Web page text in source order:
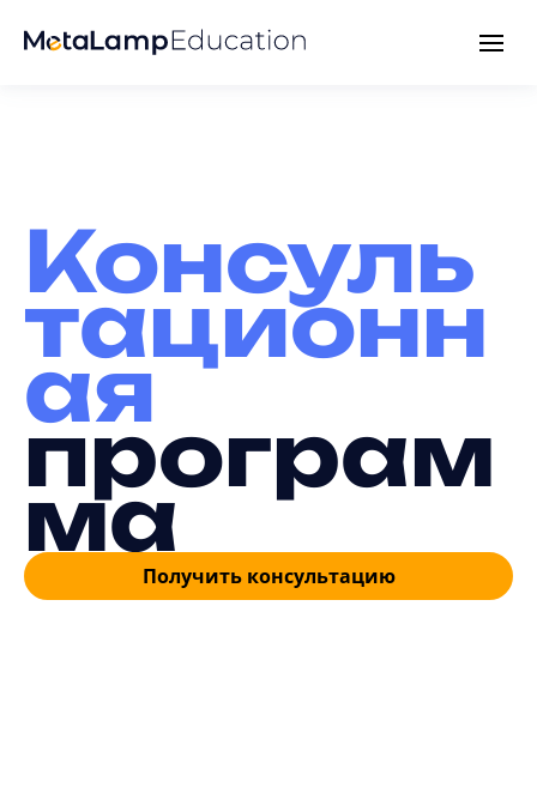
Консуль
тационн
ая
програм
ма
Получить консультацию